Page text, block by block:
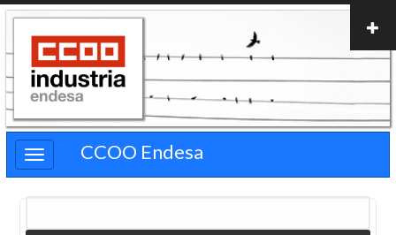
Pasar
contenido
principal
CCOO Endesa